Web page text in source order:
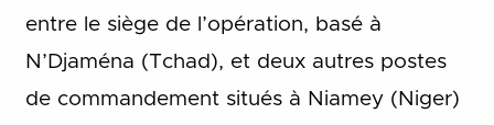
entre le siège de l’opération, basé à
N’Djaména (Tchad), et deux autres postes
de commandement situés à Niamey (Niger)